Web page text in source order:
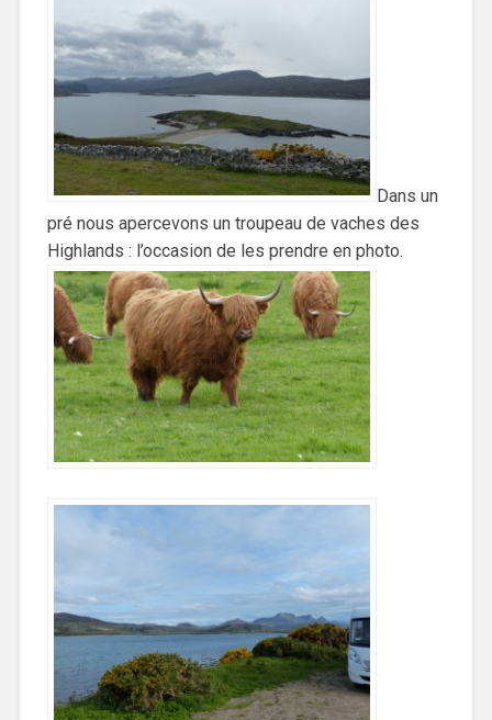
Dans un
pré nous apercevons un troupeau de vaches des
Highlands : l’occasion de les prendre en photo.